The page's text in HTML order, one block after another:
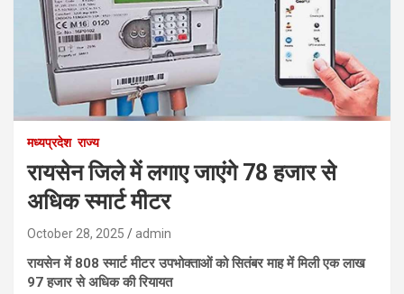
मध्यप्रदेश राज्य
रायसेन जिले में लगाए जाएंगे 78 हजार से
अधिक स्‍मार्ट मीटर
October 28, 2025 admin
रायसेन में 808 स्मार्ट मीटर उपभोक्‍ताओं को सितंबर माह में मिली एक लाख
97 हजार से अधिक की रियायत